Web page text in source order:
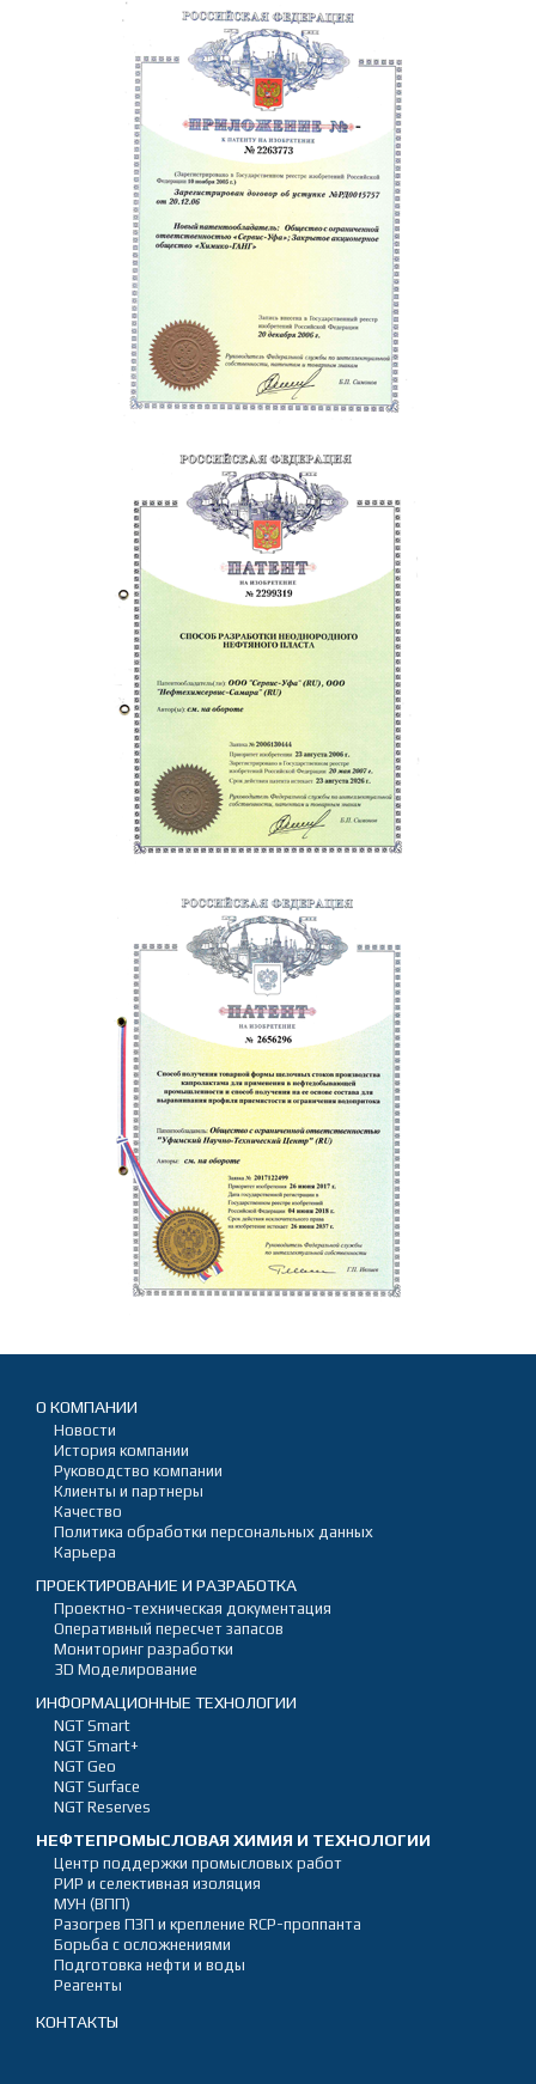
О КОМПАНИИ
Новости
История компании
Руководство компании
Клиенты и партнеры
Качество
Политика обработки персональных данных
Карьера
ПРОЕКТИРОВАНИЕ И РАЗРАБОТКА
Проектно-техническая документация
Оперативный пересчет запасов
Мониторинг разработки
3D Моделирование
ИНФОРМАЦИОННЫЕ ТЕХНОЛОГИИ
NGT Smart
NGT Smart+
NGT Geo
NGT Surface
NGT Reserves
НЕФТЕПРОМЫСЛОВАЯ ХИМИЯ И ТЕХНОЛОГИИ
Центр поддержки промысловых работ
РИР и селективная изоляция
МУН (ВПП)
Разогрев ПЗП и крепление RCP-проппанта
Борьба с осложнениями
Подготовка нефти и воды
Реагенты
КОНТАКТЫ